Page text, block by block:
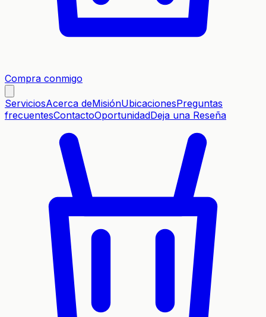
Compra conmigo
ServiciosAcerca deMisiónUbicacionesPreguntas
frecuentesContactoOportunidadDeja una Reseña